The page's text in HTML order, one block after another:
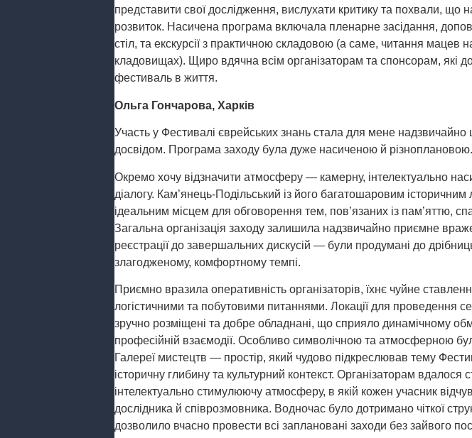
представити свої дослідження, вислухати критику та похвали, що
розвиток. Насичена програма включала пленарне засідання,
стіл, та екскурсії з практичною складовою (а саме, читання мацев
кладовищах). Щиро вдячна всім організаторам та спонсорам, які
фестиваль в життя.
Ольга Гончарова, Харків
Участь у Фестивалі єврейських знань стала для мене надзвичайно
досвідом. Програма заходу була дуже насиченою й різноплановою.
Окремо хочу відзначити атмосферу — камерну, інтелектуально
діалогу. Кам’янець-Подільський із його багатошаровим
ідеальним місцем для обговорення тем, пов’язаних із пам’яттю,
Загальна організація заходу залишила надзвичайно приємне
реєстрації до завершальних дискусій — були продумані до
злагодженому, комфортному темпі.
Приємно вразила оперативність організаторів, їхнє чуйне
логістичними та побутовими питаннями. Локації для проведення
зручно розміщені та добре обладнані, що сприяло динамічному
професійній взаємодії. Особливо символічною та атмосферною
Галереї мистецтв — простір, який чудово підкреслював тему
історичну глибину та культурний контекст. Організаторам вдалося
інтелектуально стимулюючу атмосферу, в якій кожен учасник
дослідника й співрозмовника. Водночас було дотримано чіткої
дозволило вчасно провести всі заплановані заходи без зайвого